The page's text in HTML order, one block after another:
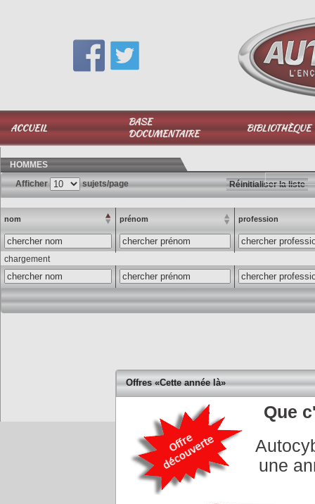
ACCUEIL
BASE
DOCUMENTAIRE
BIBLIOTHÈQUE
06 51 040 025
HOMMES
Afficher
sujets/page Réinitialiser la liste
nom prénom profession
chargement
Accueil Conseiller à un
Offres «Cette année là»
Que
une